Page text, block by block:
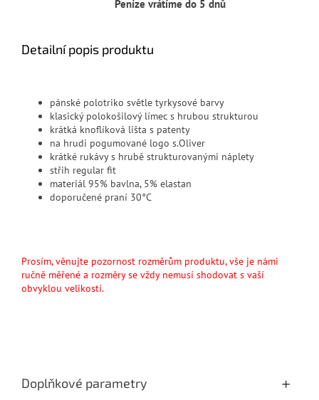
Peníze vrátíme do 5 dnů
Detailní popis produktu
pánské polotriko světle tyrkysové barvy
klasický polokošilový límec s hrubou strukturou
krátká knoflíková lišta s patenty
na hrudi pogumované logo s.Oliver
krátké rukávy s hrubě strukturovanými náplety
střih regular fit
materiál 95% bavlna, 5% elastan
doporučené praní 30°C
Prosím, věnujte pozornost rozměrům produktu, vše je námi
ručně měřené a rozměry se vždy nemusí shodovat s vaší
obvyklou velikostí.
Doplňkové parametry